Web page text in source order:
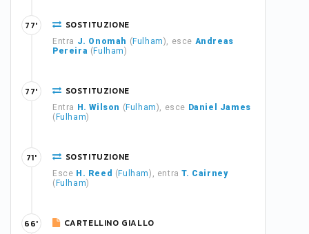
SOSTITUZIONE
Entra J. Onomah ( Fulham), esce Andreas
Pereira ( Fulham)
77'
SOSTITUZIONE
Entra H. Wilson ( Fulham), esce Daniel James
( Fulham)
77'
SOSTITUZIONE
Esce H. Reed ( Fulham), entraT. Cairney
( Fulham)
71'
CARTELLINO GIALLO
66'